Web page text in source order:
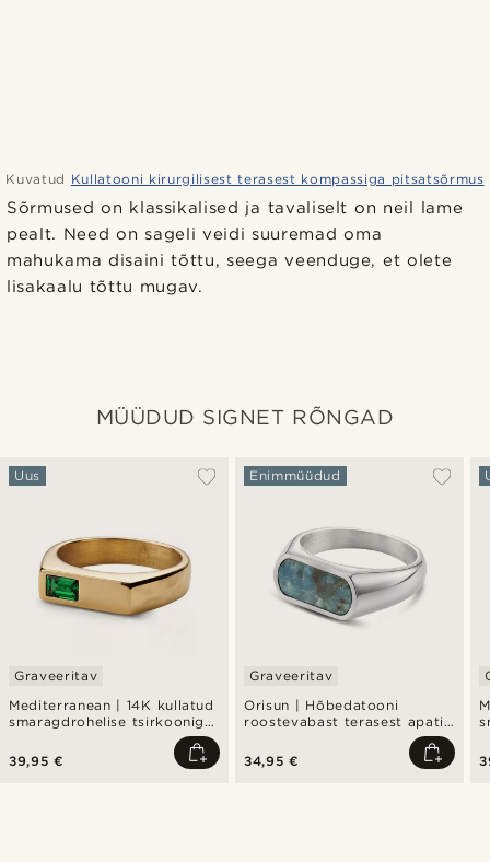
Kuvatud Kullatooni kirurgilisest terasest kompassiga pitsatsõrmus
Sõrmused on klassikalised ja tavaliselt on neil lame
pealt. Need on sageli veidi suuremad oma
mahukama disaini tõttu, seega veenduge, et olete
lisakaalu tõttu mugav.
MÜÜDUD SIGNET RÕNGAD
Mediterranean | 14K kullatud
smaragdrohelise tsirkooniga
Uus
Graveeritav
39,95 €
Orisun | Hõbedatooni
roostevabast terasest apatiit
Enimmüüdud
Graveeritav
34,95 €